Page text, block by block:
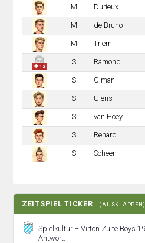
M Durieux
M de Bruno
M Triem
✚ 12
S Ramond
S Ciman
S Ulens
S van Hoey
S Renard
S Scheen
ZEITSPIEL TICKER (AUSKLAPPEN)
Spielkultur – Virton Zulte Boys
Antwort.